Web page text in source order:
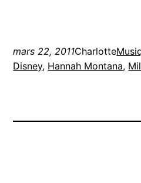
mars 22, 2011Charlotte
Disney, Hannah Montana,